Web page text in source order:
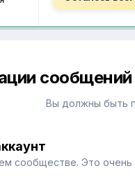
сообщений
Вы должны быть
сообществе. Это очень